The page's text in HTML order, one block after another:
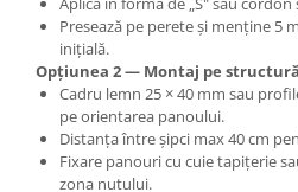
Presează pe perete și menține 5
inițială.
Opțiunea 2 — Montaj pe structură
Cadru lemn 25 × 40 mm sau
pe orientarea panoului.
Distanța între șipci max 40 cm
Fixare panouri cu cuie tapițerie
zona nutului.